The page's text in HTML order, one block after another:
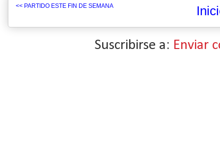
<< PARTIDO ESTE FIN DE SEMANA
Suscribirse a: Enviar